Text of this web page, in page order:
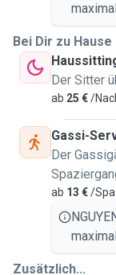
Bei Dir zu Hause
Der Sitter
ab 25 €/
Gassi-
Der
ab 13 €/
Zusätzlich...